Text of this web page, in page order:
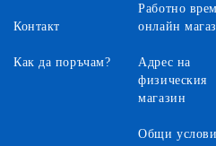
Контакт
Как да поръчам?
Работно
онлайн
Адрес на
физическия
магазин
Общи